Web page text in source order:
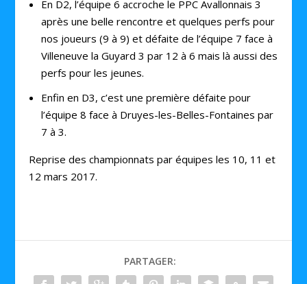
En D2, l’équipe 6 accroche le PPC Avallonnais 3
après une belle rencontre et quelques perfs pour
nos joueurs (9 à 9) et défaite de l’équipe 7 face à
Villeneuve la Guyard 3 par 12 à 6 mais là aussi des
perfs pour les jeunes.
Enfin en D3, c’est une première défaite pour
l’équipe 8 face à Druyes-les-Belles-Fontaines par
7 à 3.
Reprise des championnats par équipes les 10, 11 et
12 mars 2017.
PARTAGER: